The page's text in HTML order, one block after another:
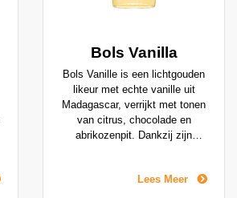
Bols Vanilla
Bols Vanille is een lichtgouden
likeur met echte vanille uit
Madagascar, verrijkt met tonen
van citrus, chocolade en
abrikozenpit. Dankzij zijn
moderne cocktails en
Lees Meer